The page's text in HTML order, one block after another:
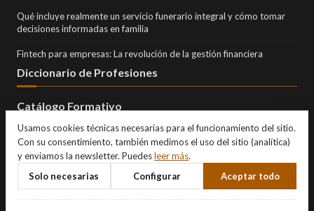
Qué incluye realmente un servicio funerario integral y cómo tomar
decisiones informadas en familia
Fintech para empresas: La revolución de la gestión financiera
Diccionario de Profesiones
Catálogo Formativo
Usamos cookies técnicas necesarias para el funcionamiento del sitio.
Con su consentimiento, también medimos el uso del sitio (analítica)
y enviamos la newsletter. Puedesleer más.
Solo necesarias
Configurar Aceptar todo